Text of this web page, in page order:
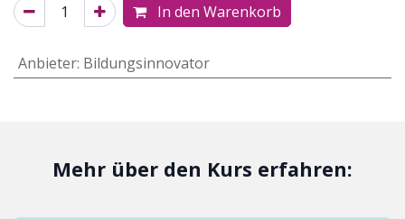
In den Warenkorb
Anbieter: Bildungsinnovator
Mehr über den Kurs erfahren: